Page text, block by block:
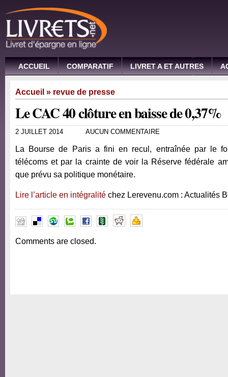
ACCUEIL COMPARATIF LIVRET A ET AUTRES
Accueil » revue de presse
Le CAC 40 clôture en baisse de 0,37%
2 JUILLET 2014 AUCUN COMMENTAIRE
La Bourse de Paris a fini en recul, entraînée par le
télécoms et par la crainte de voir la Réserve fédérale
que prévu sa politique monétaire.
Lire l’article en intégralité chez Lerevenu.com : Actualités
Comments are closed.